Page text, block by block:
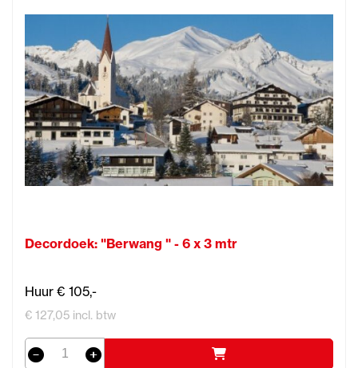
Decordoek: "Berwang " - 6 x 3 mtr
Huur € 105,-
€ 127,05 incl. btw